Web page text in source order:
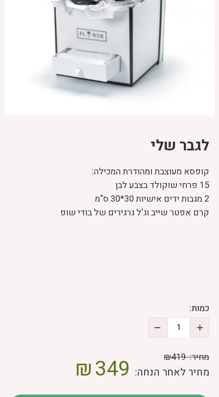
לגבר שלי
קופסא מעוצבת ומהודרת המכילה:
15 פרחי שוקולד בצבע לבן
2 מגבות ידים אישיות 30*30 ס"מ
קרם אפטר שייב וג'ל גרגירים של בודי שופ
כמות:
מחיר:₪419
מחיר לאחר הנחה: 349
₪